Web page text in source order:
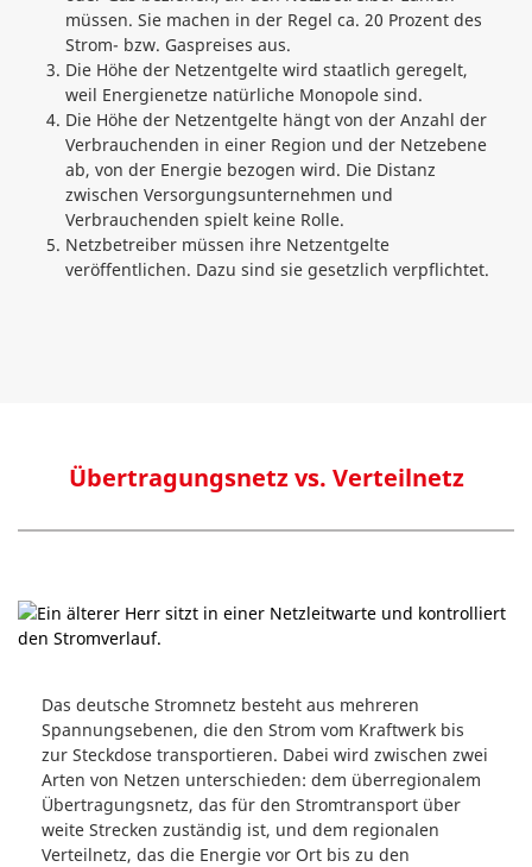
müssen. Sie machen in der Regel ca. 20 Prozent des
Strom- bzw. Gaspreises aus.
Die Höhe der Netzentgelte wird staatlich geregelt,
weil Energienetze natürliche Monopole sind.
Die Höhe der Netzentgelte hängt von der Anzahl der
Verbrauchenden in einer Region und der Netzebene
ab, von der Energie bezogen wird. Die Distanz
zwischen Versorgungsunternehmen und
Verbrauchenden spielt keine Rolle.
Netzbetreiber müssen ihre Netzentgelte
veröffentlichen. Dazu sind sie gesetzlich verpflichtet.
Übertragungsnetz vs. Verteilnetz
Das deutsche Stromnetz besteht aus mehreren
Spannungsebenen, die den Strom vom Kraftwerk bis
zur Steckdose transportieren. Dabei wird zwischen zwei
Arten von Netzen unterschieden: dem überregionalem
Übertragungsnetz, das für den Stromtransport über
weite Strecken zuständig ist, und dem regionalen
Verteilnetz, das die Energie vor Ort bis zu den